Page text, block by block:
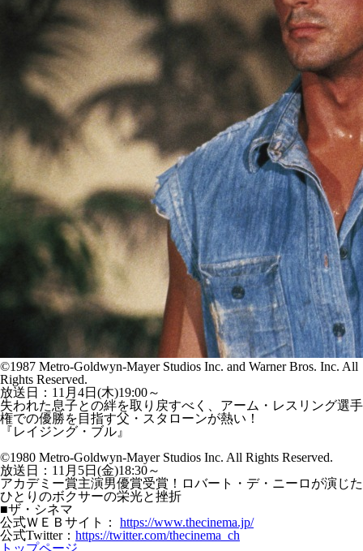
©1987 Metro-Goldwyn-Mayer Studios Inc. and Warner Bros. Inc. All
Rights Reserved.
放送日：11月4日(木)19:00～
失われた息子との絆を取り戻すべく、アーム・レスリング選手
権での優勝を目指す父・スタローンが熱い！
『レイジング・ブル』
©1980 Metro-Goldwyn-Mayer Studios Inc. All Rights Reserved.
放送日：11月5日(金)18:30～
アカデミー賞主演男優賞受賞！ロバート・デ・ニーロが演じた
ひとりのボクサーの栄光と挫折
■ザ・シネマ
公式ＷＥＢサイト： https://www.thecinema.jp/
公式Twitter： https://twitter.com/thecinema_ch
トップページ